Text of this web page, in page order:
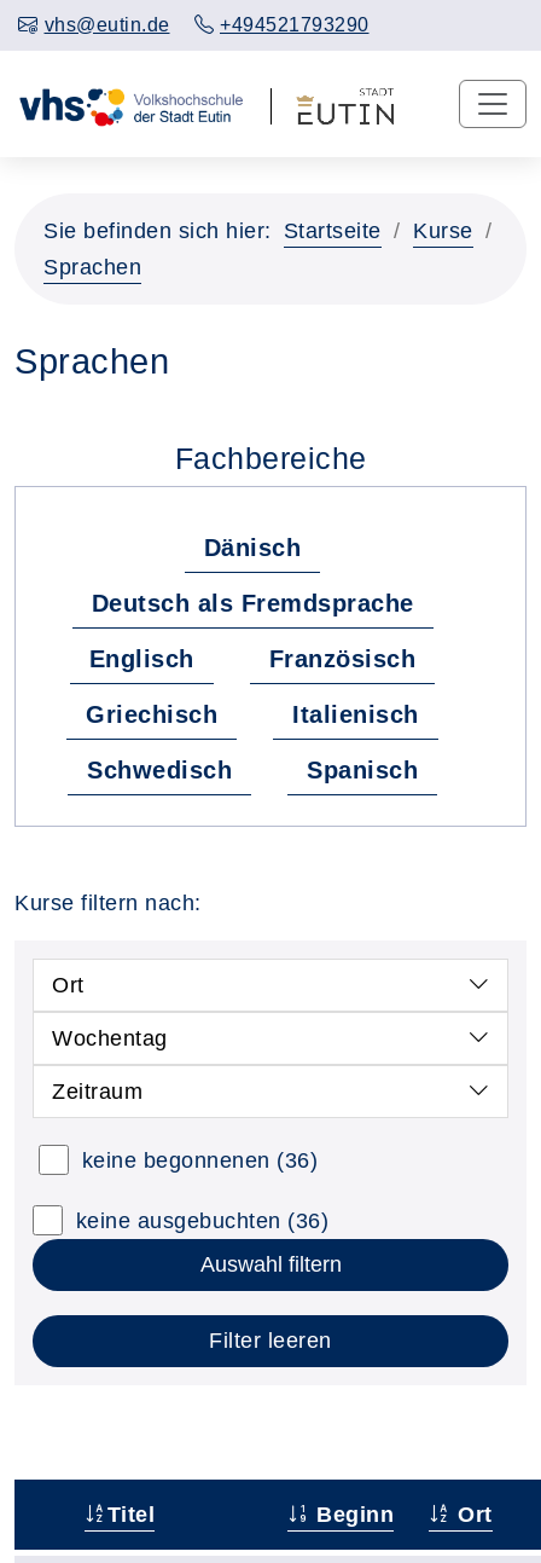
vhs@eutin.de +494521793290
Sie befinden sich hier: Startseite
Kurse
Sprachen
Sprachen
Fachbereiche
Dänisch
Deutsch als Fremdsprache
Englisch Französisch
Griechisch Italienisch
Schwedisch Spanisch
Kurse filtern nach:
Ort
Wochentag
Zeitraum
keine begonnenen (36)
keine ausgebuchten (36)
Auswahl filtern
Filter leeren
Titel Beginn Ort